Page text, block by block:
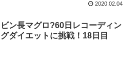
2020.02.04
ビン長マグロ?60日レコーディン
グダイエットに挑戦！18日目